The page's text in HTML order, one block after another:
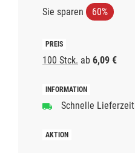
Sie sparen 60%
100 Stck. ab 6,09 €
Schnelle Lieferzeit